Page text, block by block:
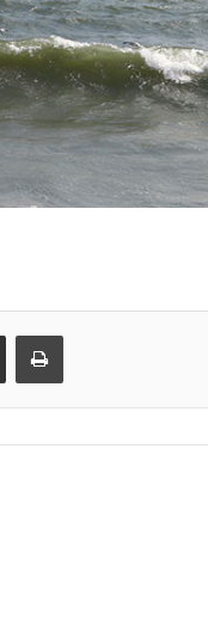
E-Posta ile paylaş Yazdır